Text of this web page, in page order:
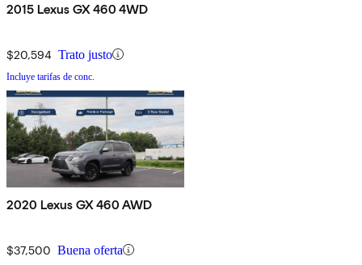
2015 Lexus GX 460 4WD
$20,594 Trato justo
Incluye tarifas de conc.
2020 Lexus GX 460 AWD
$37,500 Buena oferta